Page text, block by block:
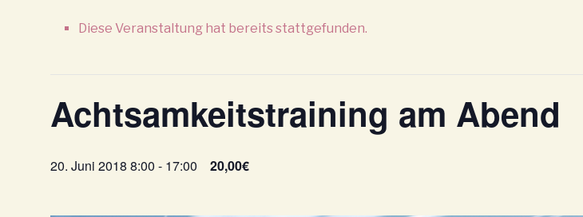
Diese Veranstaltung hat bereits stattgefunden.
Achtsamkeitstraining am Abend
20. Juni 2018 8:00 - 17:00 20,00€